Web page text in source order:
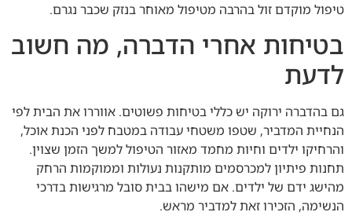
טיפול מוקדם זול בהרבה מטיפול מאוחר בנזק שכבר נגרם.
בטיחות אחרי הדברה, מה חשוב
לדעת
גם בהדברה ירוקה יש כללי בטיחות פשוטים. אווררו את הבית לפי
הנחיית המדביר, שטפו משטחי עבודה במטבח לפני הכנת אוכל,
והרחיקו ילדים וחיות מחמד מאזור הטיפול למשך הזמן שצוין.
תחנות פיתיון למכרסמים מותקנות נעולות וממוקמות הרחק
מהישג ידם של ילדים. אם מישהו בבית סובל מרגישות בדרכי
הנשימה, הזכירו זאת למדביר מראש.